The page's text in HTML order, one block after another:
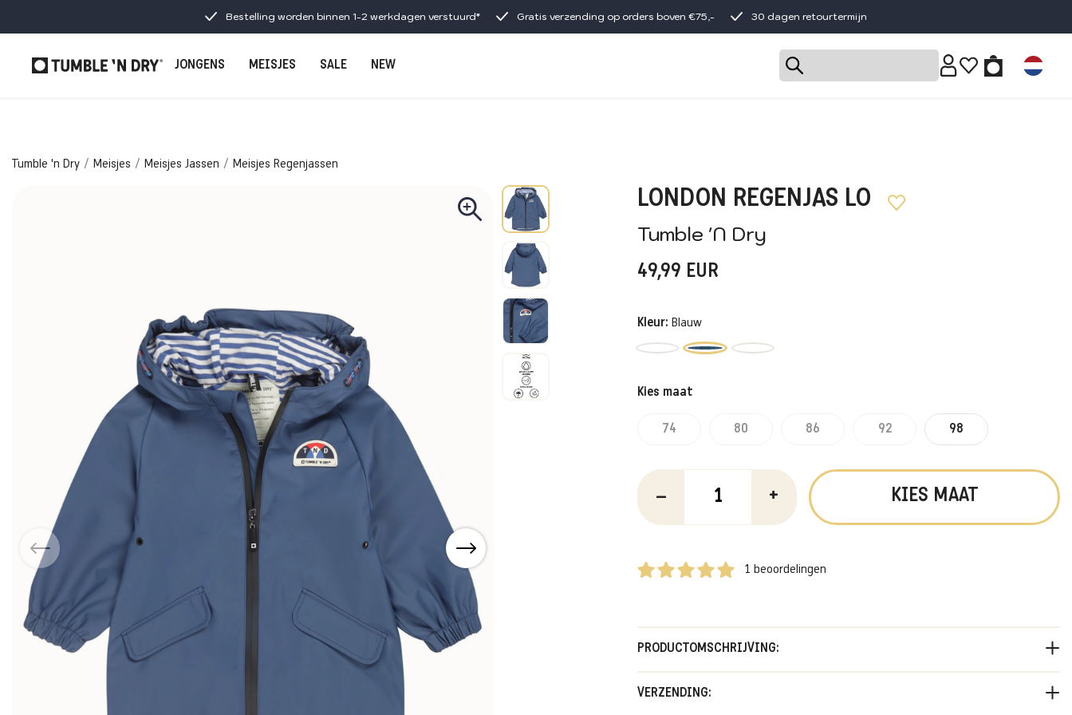
Bestelling worden binnen 1-2 werkdagen verstuurd* Gratis verzending op orders boven €75,- 30 dagen retourtermijn
JONGENS MEISJES SALE NEW
Tumble 'n Dry Meisjes Meisjes Jassen Meisjes Regenjassen
LONDON REGENJAS LO
Tumble 'N Dry
49,99 EUR
Kleur: Blauw
Kies maat
74 80 86 92 98
– + KIES MAAT
1 beoordelingen
PRODUCTOMSCHRIJVING:
fashionable regenjas. Wind- en waterdicht, dus perfect voor de dagen dat het
VERZENDING: